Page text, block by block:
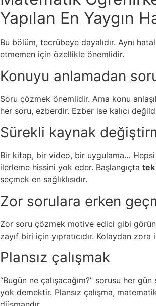
Yapılan En Yaygın
Bu bölüm, tecrübeye dayalıdır. Aynı
etmemen için özellikle önemlidir.
Konuyu anlamadan
Soru çözmek önemlidir. Ama konu
her soru, ezberdir. Ezber ise kalıcı
Sürekli kaynak
Bir kitap, bir video, bir uygulama… Hepsi
ilerleme hissini yok eder. Başlangıçta tek
seçmek en sağlıklısıdır.
Zor sorulara erken
Zor soru çözmek motive edici gibi
zayıf biri için yıpratıcıdır. Kolaydan zora
Plansız çalışmak
“Bugün ne çalışacağım?” sorusu her
yok demektir. Plansız çalışma,